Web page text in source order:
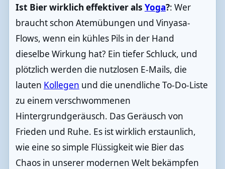
Ist Bier wirklich effektiver als Yoga?: Wer
braucht schon Atemübungen und Vinyasa-
Flows, wenn ein kühles Pils in der Hand
dieselbe Wirkung hat? Ein tiefer Schluck, und
plötzlich werden die nutzlosen E-Mails, die
lauten Kollegen und die unendliche To-Do-Liste
zu einem verschwommenen
Hintergrundgeräusch. Das Geräusch von
Frieden und Ruhe. Es ist wirklich erstaunlich,
wie eine so simple Flüssigkeit wie Bier das
Chaos in unserer modernen Welt bekämpfen